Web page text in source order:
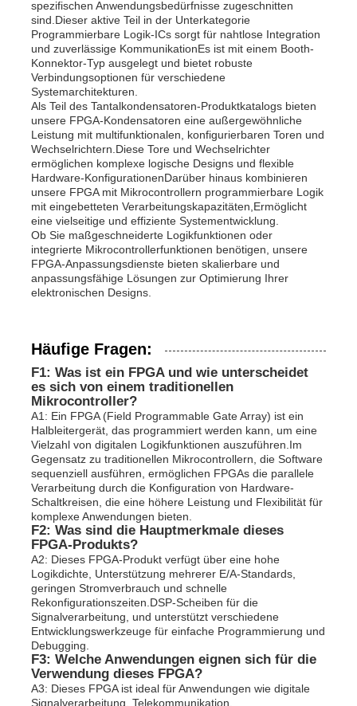
spezifischen Anwendungsbedürfnisse zugeschnitten
sind.Dieser aktive Teil in der Unterkategorie
Programmierbare Logik-ICs sorgt für nahtlose Integration
und zuverlässige KommunikationEs ist mit einem Booth-
Konnektor-Typ ausgelegt und bietet robuste
Verbindungsoptionen für verschiedene
Systemarchitekturen.
Als Teil des Tantalkondensatoren-Produktkatalogs bieten
unsere FPGA-Kondensatoren eine außergewöhnliche
Leistung mit multifunktionalen, konfigurierbaren Toren und
Wechselrichtern.Diese Tore und Wechselrichter
ermöglichen komplexe logische Designs und flexible
Hardware-KonfigurationenDarüber hinaus kombinieren
unsere FPGA mit Mikrocontrollern programmierbare Logik
mit eingebetteten Verarbeitungskapazitäten,Ermöglicht
eine vielseitige und effiziente Systementwicklung.
Ob Sie maßgeschneiderte Logikfunktionen oder
integrierte Mikrocontrollerfunktionen benötigen, unsere
FPGA-Anpassungsdienste bieten skalierbare und
anpassungsfähige Lösungen zur Optimierung Ihrer
elektronischen Designs.
Häufige Fragen:
F1: Was ist ein FPGA und wie unterscheidet
es sich von einem traditionellen
Mikrocontroller?
A1: Ein FPGA (Field Programmable Gate Array) ist ein
Halbleitergerät, das programmiert werden kann, um eine
Vielzahl von digitalen Logikfunktionen auszuführen.Im
Gegensatz zu traditionellen Mikrocontrollern, die Software
sequenziell ausführen, ermöglichen FPGAs die parallele
Verarbeitung durch die Konfiguration von Hardware-
Schaltkreisen, die eine höhere Leistung und Flexibilität für
komplexe Anwendungen bieten.
F2: Was sind die Hauptmerkmale dieses
FPGA-Produkts?
A2: Dieses FPGA-Produkt verfügt über eine hohe
Logikdichte, Unterstützung mehrerer E/A-Standards,
geringen Stromverbrauch und schnelle
Rekonfigurationszeiten.DSP-Scheiben für die
Signalverarbeitung, und unterstützt verschiedene
Entwicklungswerkzeuge für einfache Programmierung und
Debugging.
F3: Welche Anwendungen eignen sich für die
Verwendung dieses FPGA?
A3: Dieses FPGA ist ideal für Anwendungen wie digitale
Signalverarbeitung, Telekommunikation,